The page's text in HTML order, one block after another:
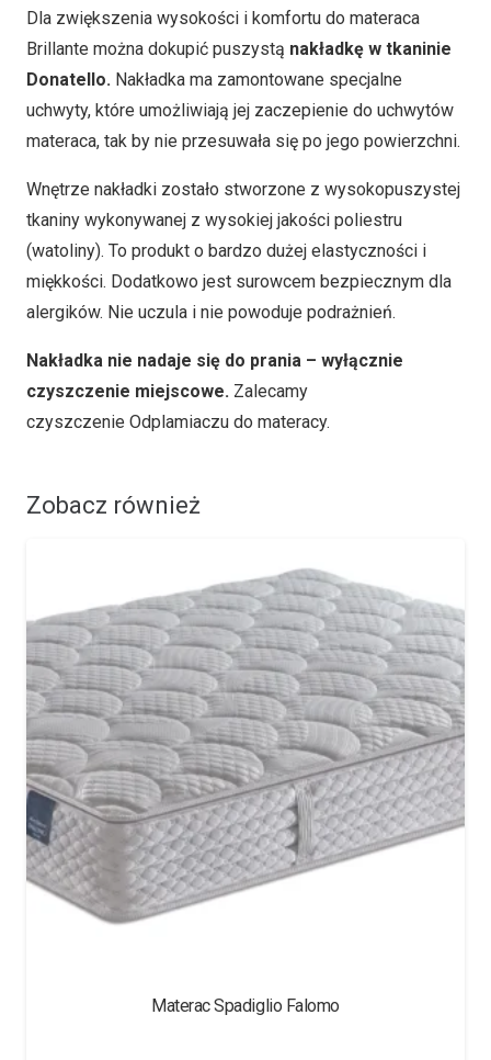
Dla zwiększenia wysokości i komfortu do materaca
Brillante można dokupić puszystą nakładkę w tkaninie
Donatello. Nakładka ma zamontowane specjalne
uchwyty, które umożliwiają jej zaczepienie do uchwytów
materaca, tak by nie przesuwała się po jego powierzchni.
Wnętrze nakładki zostało stworzone z wysokopuszystej
tkaniny wykonywanej z wysokiej jakości poliestru
(watoliny). To produkt o bardzo dużej elastyczności i
miękkości. Dodatkowo jest surowcem bezpiecznym dla
alergików. Nie uczula i nie powoduje podrażnień.
Nakładka nie nadaje się do prania – wyłącznie
czyszczenie miejscowe. Zalecamy
czyszczenie Odplamiaczu do materacy.
Zobacz również
Materac Spadiglio Falomo